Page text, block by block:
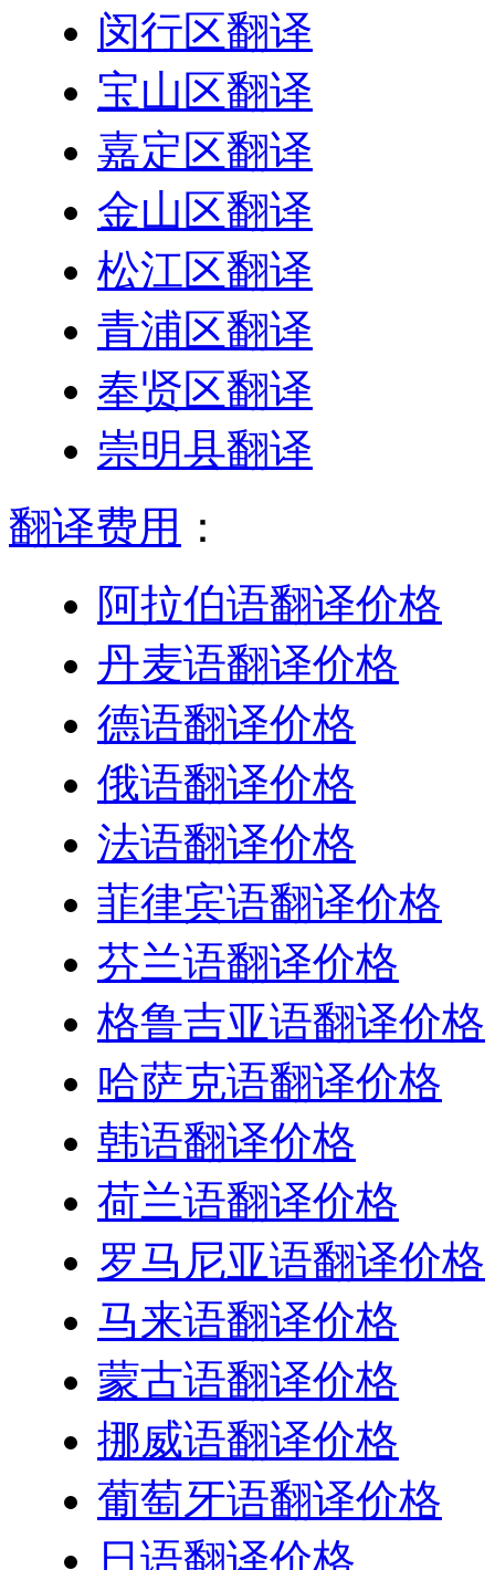
闵行区翻译
宝山区翻译
嘉定区翻译
金山区翻译
松江区翻译
青浦区翻译
奉贤区翻译
崇明县翻译
翻译费用 ：
阿拉伯语翻译价格
丹麦语翻译价格
德语翻译价格
俄语翻译价格
法语翻译价格
菲律宾语翻译价格
芬兰语翻译价格
格鲁吉亚语翻译价格
哈萨克语翻译价格
韩语翻译价格
荷兰语翻译价格
罗马尼亚语翻译价格
马来语翻译价格
蒙古语翻译价格
挪威语翻译价格
葡萄牙语翻译价格
日语翻译价格